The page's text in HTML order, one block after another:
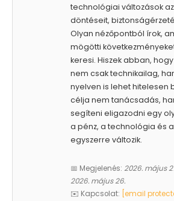
technológiai változások
döntéseit,
Olyan nézőpontból írok,
mögötti
keresi. Hiszek abban,
nem csak technikailag,
nyelven is lehet hitelesen
célja nem tanácsadás,
segíteni eligazodni egy
a pénz, a technológia és
egyszerre változik.
📅 Megjelenés: 2026. május
2026. május 26.
✉️ Kapcsolat:
[email